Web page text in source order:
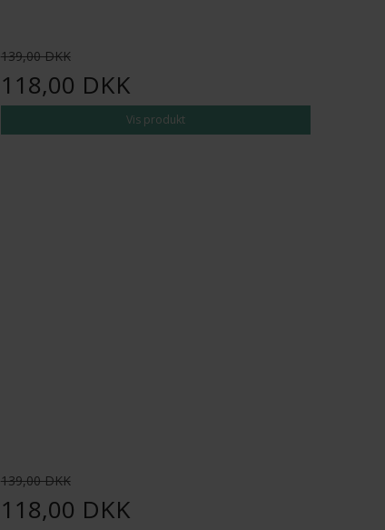
139,00 DKK
118,00 DKK
Vis produkt
139,00 DKK
118,00 DKK